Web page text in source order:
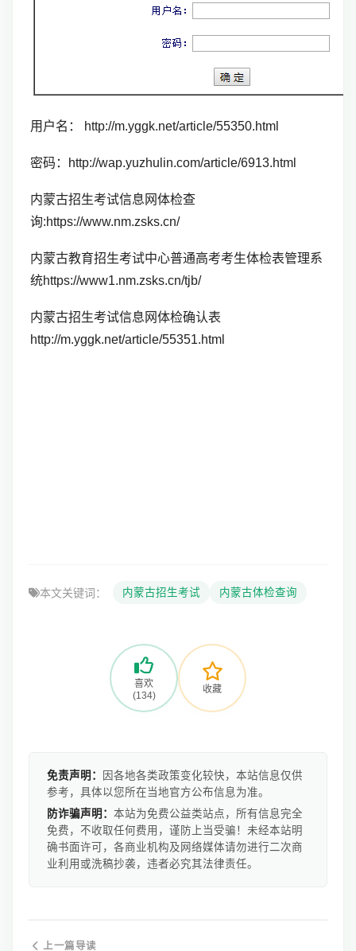
用户名： http://m.yggk.net/article/55350.html
密码：http://wap.yuzhulin.com/article/6913.html
内蒙古招生考试信息网体检查
询:https://www.nm.zsks.cn/
内蒙古教育招生考试中心普通高考考生体检表管理系
统https://www1.nm.zsks.cn/tjb/
内蒙古招生考试信息网体检确认表
http://m.yggk.net/article/55351.html
本文关键词： 内蒙古招生考试 内蒙古体检查询
喜欢
(134)
收藏
免责声明：
因各地各类政策变化较快，本站信息仅供
参考，具体以您所在当地官方公布信息为准。
防诈骗声明： 本站为免费公益类站点，所有信息完全
免费，不收取任何费用，谨防上当受骗！未经本站明
确书面许可，各商业机构及网络媒体请勿进行二次商
业利用或洗稿抄袭，违者必究其法律责任。
上一篇导读